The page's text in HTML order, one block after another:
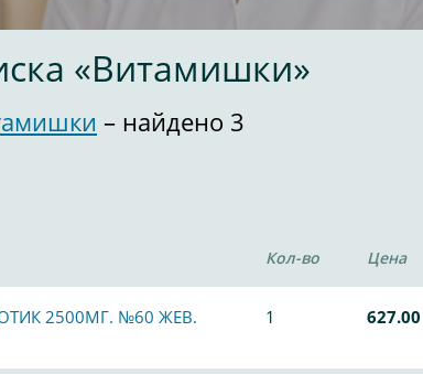
«Витамишки»
– найдено 3
Кол-во Цена
2500МГ. №60 ЖЕВ.
1 627.00